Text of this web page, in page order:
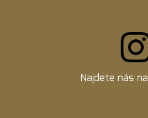
Najdete nás na